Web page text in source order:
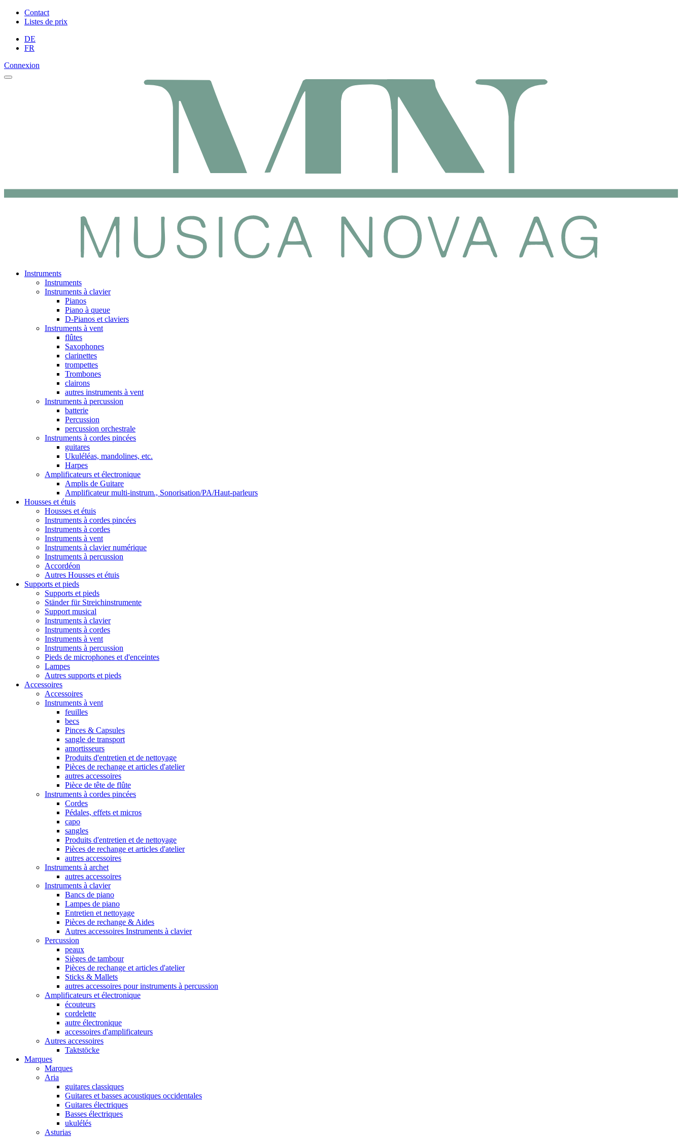
Contact
Listes de prix
DE
FR
Connexion
Instruments
Instruments
Instruments à clavier
Pianos
Piano à queue
D-Pianos et claviers
Instruments à vent
flûtes
Saxophones
clarinettes
trompettes
Trombones
clairons
autres instruments à vent
Instruments à percussion
batterie
Percussion
percussion orchestrale
Instruments à cordes pincées
guitares
Ukuléléas, mandolines, etc.
Harpes
Amplificateurs et électronique
Amplis de Guitare
Amplificateur multi-instrum., Sonorisation/PA/Haut-parleurs
Housses et étuis
Housses et étuis
Instruments à cordes pincées
Instruments à cordes
Instruments à vent
Instruments à clavier numérique
Instruments à percussion
Accordéon
Autres Housses et étuis
Supports et pieds
Supports et pieds
Ständer für Streichinstrumente
Support musical
Instruments à clavier
Instruments à cordes
Instruments à vent
Instruments à percussion
Pieds de microphones et d'enceintes
Lampes
Autres supports et pieds
Accessoires
Accessoires
Instruments à vent
feuilles
becs
Pinces & Capsules
sangle de transport
amortisseurs
Produits d'entretien et de nettoyage
Pièces de rechange et articles d'atelier
autres accessoires
Pièce de tête de flûte
Instruments à cordes pincées
Cordes
Pédales, effets et micros
capo
sangles
Produits d'entretien et de nettoyage
Pièces de rechange et articles d'atelier
autres accessoires
Instruments à archet
autres accessoires
Instruments à clavier
Bancs de piano
Lampes de piano
Entretien et nettoyage
Pièces de rechange & Aides
Autres accessoires Instruments à clavier
Percussion
peaux
Sièges de tambour
Pièces de rechange et articles d'atelier
Sticks & Mallets
autres accessoires pour instruments à percussion
Amplificateurs et électronique
écouteurs
cordelette
autre électronique
accessoires d'amplificateurs
Autres accessoires
Taktstöcke
Marques
Marques
Aria
guitares classiques
Guitares et basses acoustiques occidentales
Guitares électriques
Basses électriques
ukulélés
Asturias